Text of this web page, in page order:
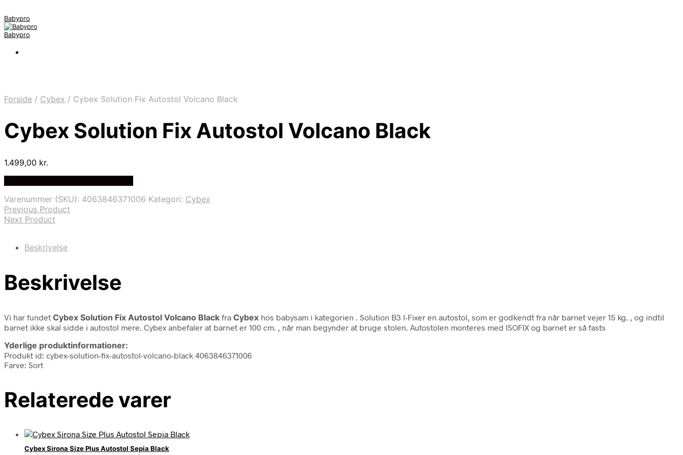
Babypro
Babypro
Forside / Cybex / Cybex Solution Fix Autostol Volcano Black
Cybex Solution Fix Autostol Volcano Black
1.499,00 kr.
Varenummer (SKU): 4063846371006 Kategori: Cybex
Previous Product
Next Product
Beskrivelse
Beskrivelse
Vi har fundet Cybex Solution Fix Autostol Volcano Black fra Cybex hos babysam i kategorien
. Solution B3 I-Fixer en autostol, som er godkendt fra når barnet vejer 15 kg. , og indtil
barnet ikke skal sidde i autostol mere. Cybex anbefaler at barnet er 100 cm. , når man begynder at bruge stolen. Autostolen monteres med ISOFIX og barnet er så fasts
Yderlige produktinformationer:
Produkt id: cybex-solution-fix-autostol-volcano-black 4063846371006
Farve: Sort
Relaterede varer
Cybex Sirona Size Plus Autostol Sepia Black